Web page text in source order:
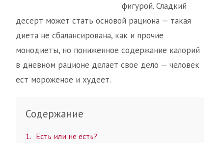
фигурой. Сладкий
десерт может стать основой рациона — такая
диета не сбалансирована, как и прочие
монодиеты, но пониженное содержание калорий
в дневном рационе делает свое дело — человек
ест мороженое и худеет.
Содержание
1
Есть или не есть?